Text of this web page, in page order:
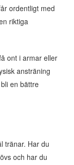
ordentligt med
riktiga
ont i armar eller
ansträning
en bättre
tränar. Har du
och har du